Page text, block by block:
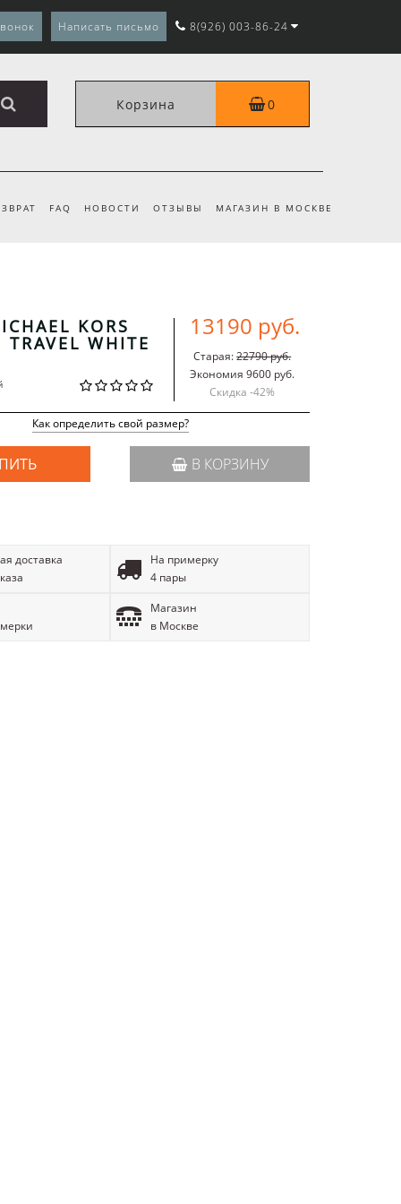
Написать письмо 8(926) 003-86-24
Корзина 0
FAQ НОВОСТИ ОТЗЫВЫ МАГАЗИН В МОСКВЕ
KORS
TRAVEL WHITE
13190 руб.
Старая:22790 руб.
Экономия 9600 руб.
Скидка -42%
Как определить свой размер?
В КОРЗИНУ
доставка
На примерку
4 пары
Магазин
в Москве